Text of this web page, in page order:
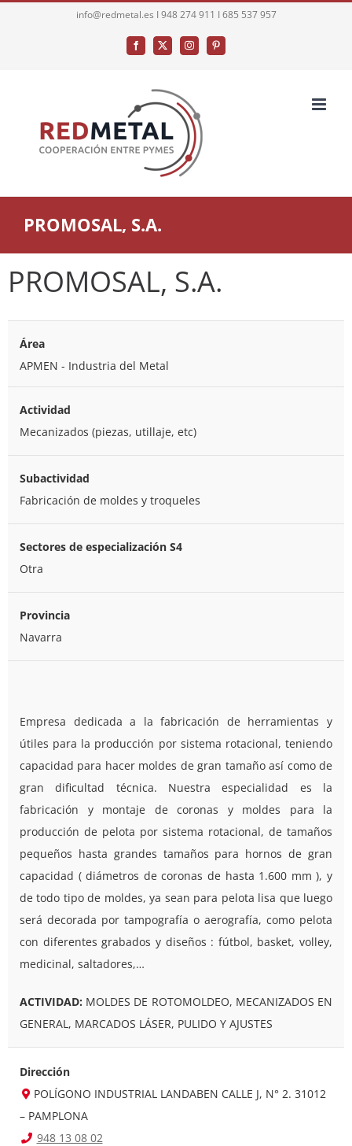
info@redmetal.es I 948 274 911 I 685 537 957
Facebook
X InstagramPinterest
PROMOSAL, S.A.
PROMOSAL, S.A.
Área
APMEN - Industria del Metal
Actividad
Mecanizados (piezas, utillaje, etc)
Subactividad
Fabricación de moldes y troqueles
Sectores de especialización S4
Otra
Provincia
Navarra
Empresa dedicada a la fabricación de herramientas y
útiles para la producción por sistema rotacional, teniendo
capacidad para hacer moldes de gran tamaño así como de
gran dificultad técnica. Nuestra especialidad es la
fabricación y montaje de coronas y moldes para la
producción de pelota por sistema rotacional, de tamaños
pequeños hasta grandes tamaños para hornos de gran
capacidad ( diámetros de coronas de hasta 1.600 mm ), y
de todo tipo de moldes, ya sean para pelota lisa que luego
será decorada por tampografía o aerografía, como pelota
con diferentes grabados y diseños : fútbol, basket, volley,
medicinal, saltadores,…
ACTIVIDAD: MOLDES DE ROTOMOLDEO, MECANIZADOS EN
GENERAL, MARCADOS LÁSER, PULIDO Y AJUSTES
Dirección
POLÍGONO INDUSTRIAL LANDABEN CALLE J, N° 2. 31012
– PAMPLONA
948 13 08 02